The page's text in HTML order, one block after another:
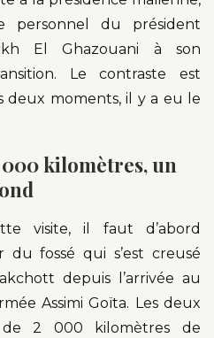
personnel du président
El Ghazouani à son
Le contraste est
deux moments, il y a eu le
kilomètres, un
visite, il faut d’abord
fossé qui s’est creusé
depuis l’arrivée au
Assimi Goïta. Les deux
2 000 kilomètres de